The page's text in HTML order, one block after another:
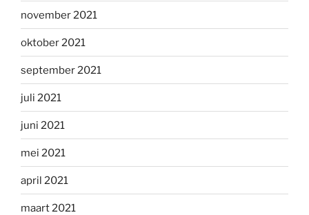
november 2021
oktober 2021
september 2021
juli 2021
juni 2021
mei 2021
april 2021
maart 2021